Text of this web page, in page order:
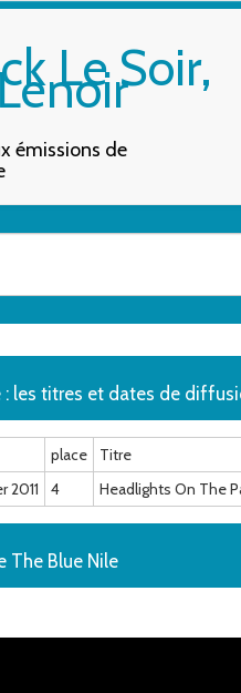
Le Soir,
émissions de
: les titres et dates de
place
Titre
2011
4 Headlights On The
The Blue Nile